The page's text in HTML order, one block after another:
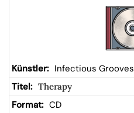
Infectious Grooves
Therapy
CD